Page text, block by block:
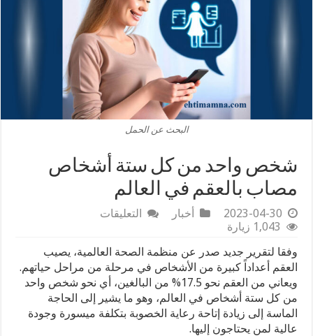
البحث عن الحمل
شخص واحد من كل ستة أشخاص
مصاب بالعقم في العالم
2023-04-30 أخبار التعليقات
من
كل
ستة
أشخاص
مصاب
بالعقم
1,043 زيارة
وفقا لتقرير جديد صدر عن منظمة الصحة العالمية، يصيب
العقم أعداداً كبيرة من الأشخاص في مرحلة من مراحل حياتهم.
ويعاني من العقم نحو 17.5% من البالغين، أي نحو شخص واحد
من كل ستة أشخاص في العالم، وهو ما يشير إلى الحاجة
الماسة إلى زيادة إتاحة رعاية الخصوبة بتكلفة ميسورة وجودة
عالية لمن يحتاجون إليها.